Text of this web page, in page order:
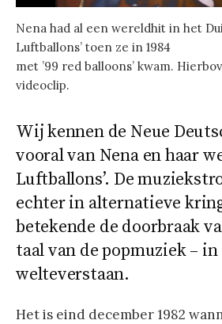
Nena had al een wereldhit in het
Luftballons’ toen ze in 1984
met ’99 red balloons’ kwam.
videoclip.
Wij kennen de Neue
vooral van Nena en haar
Luftballons’. De
echter in alternatieve
betekende de doorbraak
taal van de popmuziek –
welteverstaan.
Het is eind december 1982